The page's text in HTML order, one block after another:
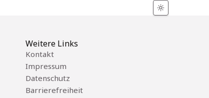
Weitere Links
Kontakt
Impressum
Datenschutz
Barrierefreiheit